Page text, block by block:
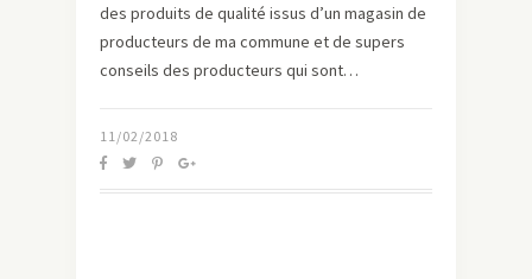
des produits de qualité issus d’un magasin de
producteurs de ma commune et de supers
conseils des producteurs qui sont…
11/02/2018